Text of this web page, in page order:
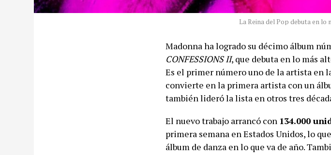
La Reina del Pop debuta en lo
Madonna ha logrado su décimo álbum
CONFESSIONS II, que debuta en lo más
Es el primer número uno de la artista en
convierte en la primera artista con un
también lideró la lista en otros tres
El nuevo trabajo arrancó con 134.000
primera semana en Estados Unidos, lo
álbum de danza en lo que va de año.